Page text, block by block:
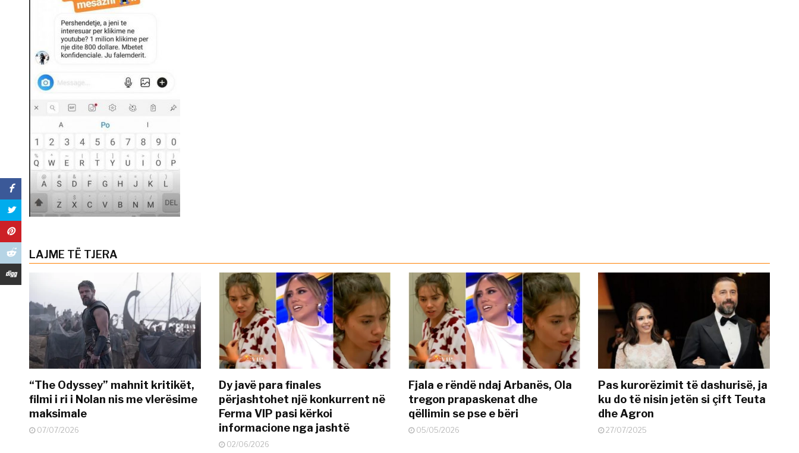
LAJME TË TJERA
“The Odyssey” mahnit kritikët,
filmi i ri i Nolan nis me vlerësime
maksimale
07/07/2026
Dy javë para finales
përjashtohet një konkurrent në
Ferma VIP pasi kërkoi
informacione nga jashtë
02/06/2026
Fjala e rëndë ndaj Arbanës, Ola
tregon prapaskenat dhe
qëllimin se pse e bëri
05/05/2026
Pas kurorëzimit të dashurisë, ja
ku do të nisin jetën si çift Teuta
dhe Agron
27/07/2025